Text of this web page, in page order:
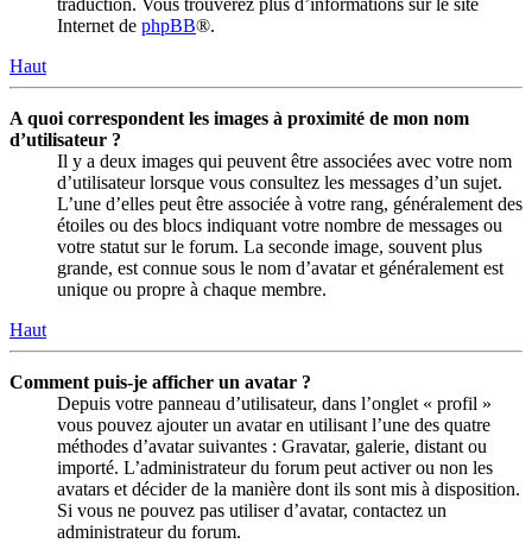
traduction. Vous trouverez plus d’informations sur le site
Internet de phpBB®.
Haut
A quoi correspondent les images à proximité de mon nom
d’utilisateur ?
Il y a deux images qui peuvent être associées avec votre nom
d’utilisateur lorsque vous consultez les messages d’un sujet.
L’une d’elles peut être associée à votre rang, généralement des
étoiles ou des blocs indiquant votre nombre de messages ou
votre statut sur le forum. La seconde image, souvent plus
grande, est connue sous le nom d’avatar et généralement est
unique ou propre à chaque membre.
Haut
Comment puis-je afficher un avatar ?
Depuis votre panneau d’utilisateur, dans l’onglet « profil »
vous pouvez ajouter un avatar en utilisant l’une des quatre
méthodes d’avatar suivantes : Gravatar, galerie, distant ou
importé. L’administrateur du forum peut activer ou non les
avatars et décider de la manière dont ils sont mis à disposition.
Si vous ne pouvez pas utiliser d’avatar, contactez un
administrateur du forum.